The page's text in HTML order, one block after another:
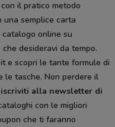
il pratico metodo
una semplice carta
online su
desideravi da tempo.
e scopri le tante formule di
tasche. Non perdere il
iscriviti alla newsletter di
con le migliori
che ti faranno